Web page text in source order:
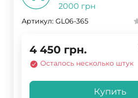
2000 грн
Артикул: GL06-365
4 450 грн.
Осталось несколько штук
Купить